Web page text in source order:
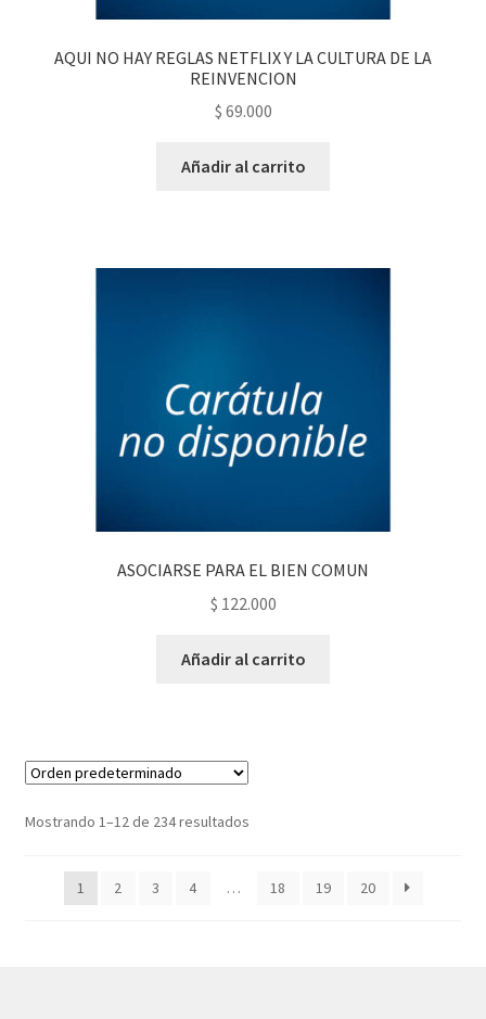
AQUI NO HAY REGLAS NETFLIX Y LA CULTURA DE LA
REINVENCION
$ 69.000
Añadir al carrito
ASOCIARSE PARA EL BIEN COMUN
$ 122.000
Añadir al carrito
Mostrando 1–12 de 234 resultados
1 2 3 4 … 18 19 20